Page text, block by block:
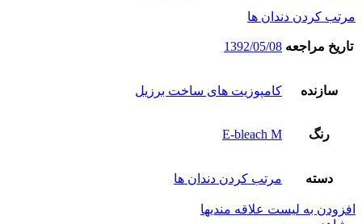
مرتب کردن دندان ها
تاریخ مراجعه 1392/05/08
سازنده کامپوزیت های ساخت برزیل
رنگ E-bleach M
دسته مرتب کردن دندان ها
افزودن به لیست علاقه مندیها